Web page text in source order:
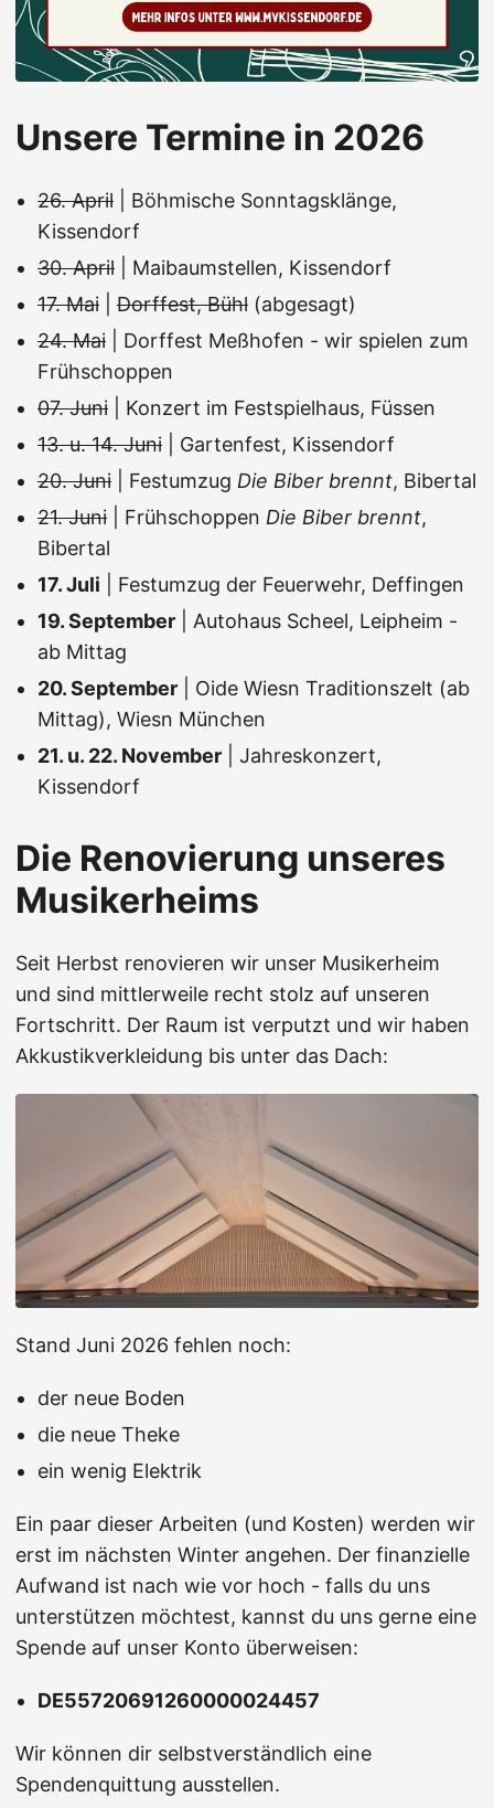
Unsere Termine in 2026
26. April | Böhmische Sonntagsklänge,
Kissendorf
30. April | Maibaumstellen, Kissendorf
17. Mai
Dorffest, Bühl (abgesagt)
24. Mai | Dorffest Meßhofen - wir spielen zum
Frühschoppen
07. Juni | Konzert im Festspielhaus, Füssen
13. u. 14. Juni | Gartenfest, Kissendorf
20. Juni | Festumzug Die Biber brennt, Bibertal
21. Juni | Frühschoppen Die Biber brennt,
Bibertal
17. Juli | Festumzug der Feuerwehr, Deffingen
19. September | Autohaus Scheel, Leipheim -
ab Mittag
20. September | Oide Wiesn Traditionszelt (ab
Mittag), Wiesn München
21. u. 22. November | Jahreskonzert,
Kissendorf
Die Renovierung unseres
Musikerheims
Seit Herbst renovieren wir unser Musikerheim
und sind mittlerweile recht stolz auf unseren
Fortschritt. Der Raum ist verputzt und wir haben
Akkustikverkleidung bis unter das Dach:
Stand Juni 2026 fehlen noch:
der neue Boden
die neue Theke
ein wenig Elektrik
Ein paar dieser Arbeiten (und Kosten) werden wir
erst im nächsten Winter angehen. Der finanzielle
Aufwand ist nach wie vor hoch - falls du uns
unterstützen möchtest, kannst du uns gerne eine
Spende auf unser Konto überweisen:
DE55720691260000024457
Wir können dir selbstverständlich eine
Spendenquittung ausstellen.